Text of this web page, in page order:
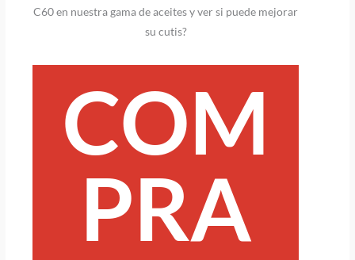
C60 en nuestra gama de aceites y ver si puede mejorar
su cutis?
COM
PRA